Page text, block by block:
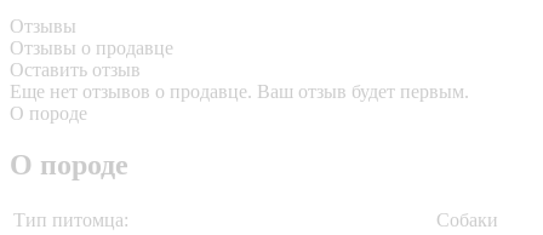
Отзывы
Отзывы о продавце
Оставить отзыв
Еще нет отзывов о продавце. Ваш отзыв будет первым.
О породе
О породе
Тип питомца:
Собаки